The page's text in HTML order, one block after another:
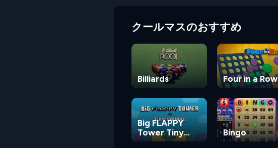
クールマスのおすすめ
Billiards Four in a Row
Big FLAPPY
Tower Tiny
Square
Bingo